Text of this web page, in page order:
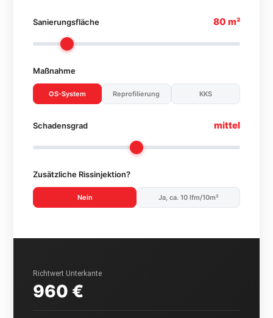
Sanierungsfläche 80 m²
Maßnahme
OS-System Reprofilierung KKS
Schadensgrad mittel
Zusätzliche Rissinjektion?
Nein Ja, ca. 10 lfm/10m²
Richtwert Unterkante
960 €